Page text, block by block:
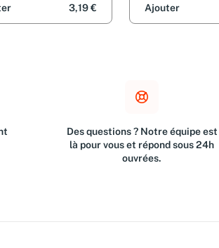
3,19 € Ajouter
Des questions ? Notre équipe est
là pour vous et répond sous 24h
ouvrées.